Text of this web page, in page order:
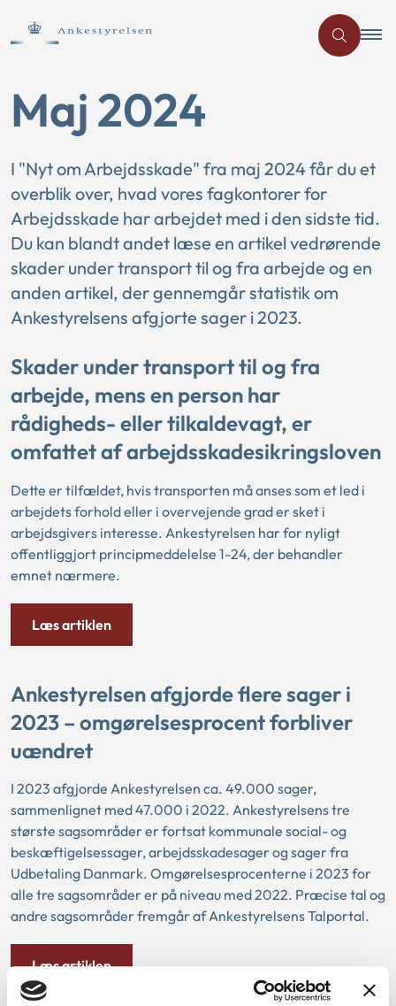
Maj 2024
I "Nyt om Arbejdsskade" fra maj 2024 får du et
overblik over, hvad vores fagkontorer for
Arbejdsskade har arbejdet med i den sidste tid.
Du kan blandt andet læse en artikel vedrørende
skader under transport til og fra arbejde og en
anden artikel, der gennemgår statistik om
Ankestyrelsens afgjorte sager i 2023.
Skader under transport til og fra
arbejde, mens en person har
rådigheds- eller tilkaldevagt, er
omfattet af arbejdsskadesikringsloven
Dette er tilfældet, hvis transporten må anses som et led i
arbejdets forhold eller i overvejende grad er sket i
arbejdsgivers interesse. Ankestyrelsen har for nyligt
offentliggjort principmeddelelse 1-24, der behandler
emnet nærmere.
Læs artiklen
Ankestyrelsen afgjorde flere sager i
2023 – omgørelsesprocent forbliver
uændret
I 2023 afgjorde Ankestyrelsen ca. 49.000 sager,
sammenlignet med 47.000 i 2022. Ankestyrelsens tre
største sagsområder er fortsat kommunale social- og
beskæftigelsessager, arbejdsskadesager og sager fra
Udbetaling Danmark. Omgørelsesprocenterne i 2023 for
alle tre sagsområder er på niveau med 2022. Præcise tal og
andre sagsområder fremgår af Ankestyrelsens Talportal.
Læs artiklen